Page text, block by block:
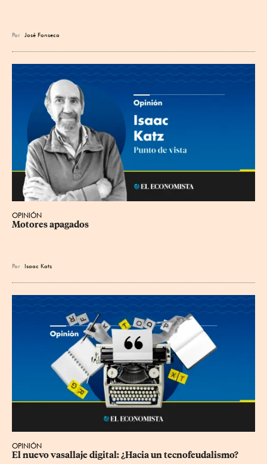
Por José Fonseca
OPINIÓN
Motores apagados
Por Isaac Katz
OPINIÓN
El nuevo vasallaje digital: ¿Hacia un tecnofeudalismo?